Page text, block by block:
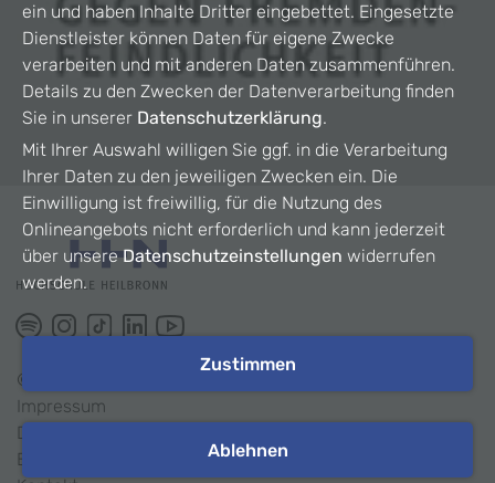
©
Impressum
Datenschutz
Barrierefreiheit
ein und haben Inhalte Dritter eingebettet. Eingesetzte
Dienstleister können Daten für eigene Zwecke
verarbeiten und mit anderen Daten zusammenführen.
Details zu den Zwecken der Datenverarbeitung finden
Sie in unserer Datenschutzerklärung.
Mit Ihrer Auswahl willigen Sie ggf. in die Verarbeitung
Ihrer Daten zu den jeweiligen Zwecken ein. Die
Einwilligung ist freiwillig, für die Nutzung des
Onlineangebots nicht erforderlich und kann jederzeit
über unsereDatenschutzeinstellungen widerrufen
werden.
Zustimmen
Ablehnen